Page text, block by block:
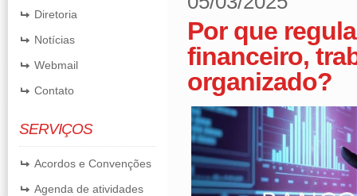
Diretoria
Notícias
Webmail
Contato
SERVIÇOS
Acordos e Convenções
Agenda de atividades
Por que
financeiro,
organizado?